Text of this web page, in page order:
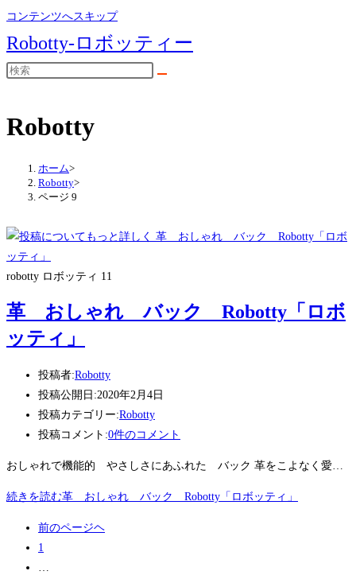
コンテンツへスキップ
Robotty-ロボッティー
Robotty
ホーム>
Robotty>
ページ 9
robotty ロボッティ 11
革 おしゃれ バック Robotty「ロボ
ッティ」
投稿者:Robotty
投稿公開日:2020年2月4日
投稿カテゴリー:Robotty
投稿コメント:0件のコメント
おしゃれで機能的 やさしさにあふれた バック 革をこよなく愛…
続きを読む革 おしゃれ バック Robotty「ロボッティ」
前のページヘ
1
…